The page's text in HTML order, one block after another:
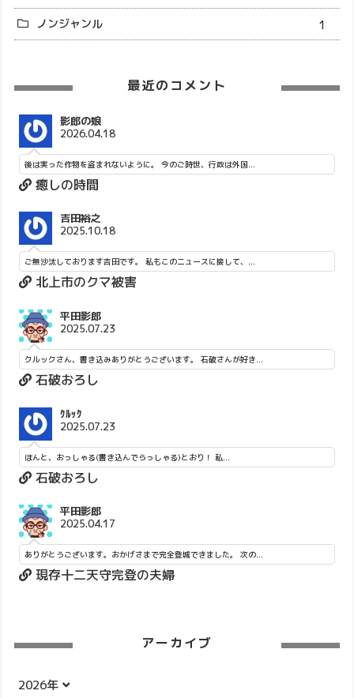
ノンジャンル
1
最近のコメント
影郎の娘
2026.04.18
後は実った作物を盗まれないように。 今のご時世、行政は外国...
癒しの時間
吉田裕之
2025.10.18
ご無沙汰しております吉田です。 私もこのニュースに接して、...
北上市のクマ被害
平田影郎
2025.07.23
クルックさん、書き込みありがとうございます。 石破さんが好き...
石破おろし
ｸﾙｯｸ
2025.07.23
ほんと、おっしゃる(書き込んでらっしゃる)とおり！ 私...
石破おろし
平田影郎
2025.04.17
ありがとうございます。おかげさまで完全登城できました。 次の...
現存十二天守完登の夫婦
アーカイブ
2026年